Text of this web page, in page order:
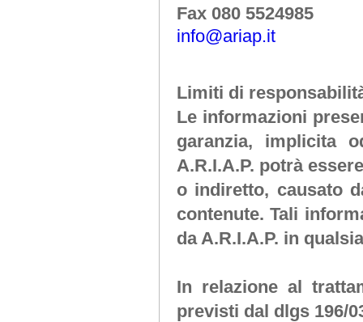
Fax 080 5524985
info@ariap.it
Limiti di
Le informazioni
garanzia, implicita
A.R.I.A.P. potrà
o indiretto, causato
contenute. Tali
daA.R.I.A.P. in
In relazione al
previsti dal dlgs 196/